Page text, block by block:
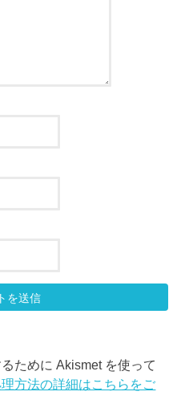
ために Akismet を使って
方法の詳細はこちらをご